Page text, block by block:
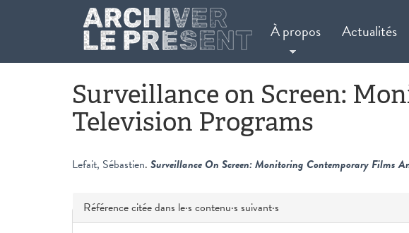
Aller au contenu principal
À propos Actualités
Surveillance on Screen:
Television Programs
Lefait, Sébastien. Surveillance On Screen: Monitoring Contemporary Films
Masquer
Référence citée dans le·s contenu·s suivant·s